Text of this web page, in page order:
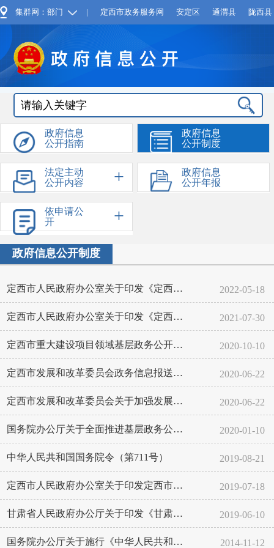
集群网：部门 | 定西市政务服务网 安定区 通渭县 陇西县
政府信息
公开指南
政府信息
公开制度
法定主动
公开内容
+
政府信息
公开年报
依申请公
开
+
政府信息公开制度
定西市人民政府办公室关于印发《定西市2022年政务公开工作要点》的通... 2022-05-18
定西市人民政府办公室关于印发《定西市2021年政务公开工作要点》的通... 2021-07-30
定西市重大建设项目领域基层政务公开标准目录 2020-10-10
定西市发展和改革委员会政务信息报送工作及考核奖惩制度 2020-06-22
定西市发展和改革委员会关于加强发展改革系统政务信息报送工作的通知 2020-06-22
国务院办公厅关于全面推进基层政务公开标准化规范化工作的指导意见 2020-01-10
中华人民共和国国务院令（第711号） 2019-08-21
定西市人民政府办公室关于印发定西市2019年政务公开工作要点的通知 2019-07-18
甘肃省人民政府办公厅关于印发《甘肃省2019年政务公开工作要点》的通... 2019-06-10
国务院办公厅关于施行《中华人民共和国政府信息公开条例》若干问题的意见 2014-11-12